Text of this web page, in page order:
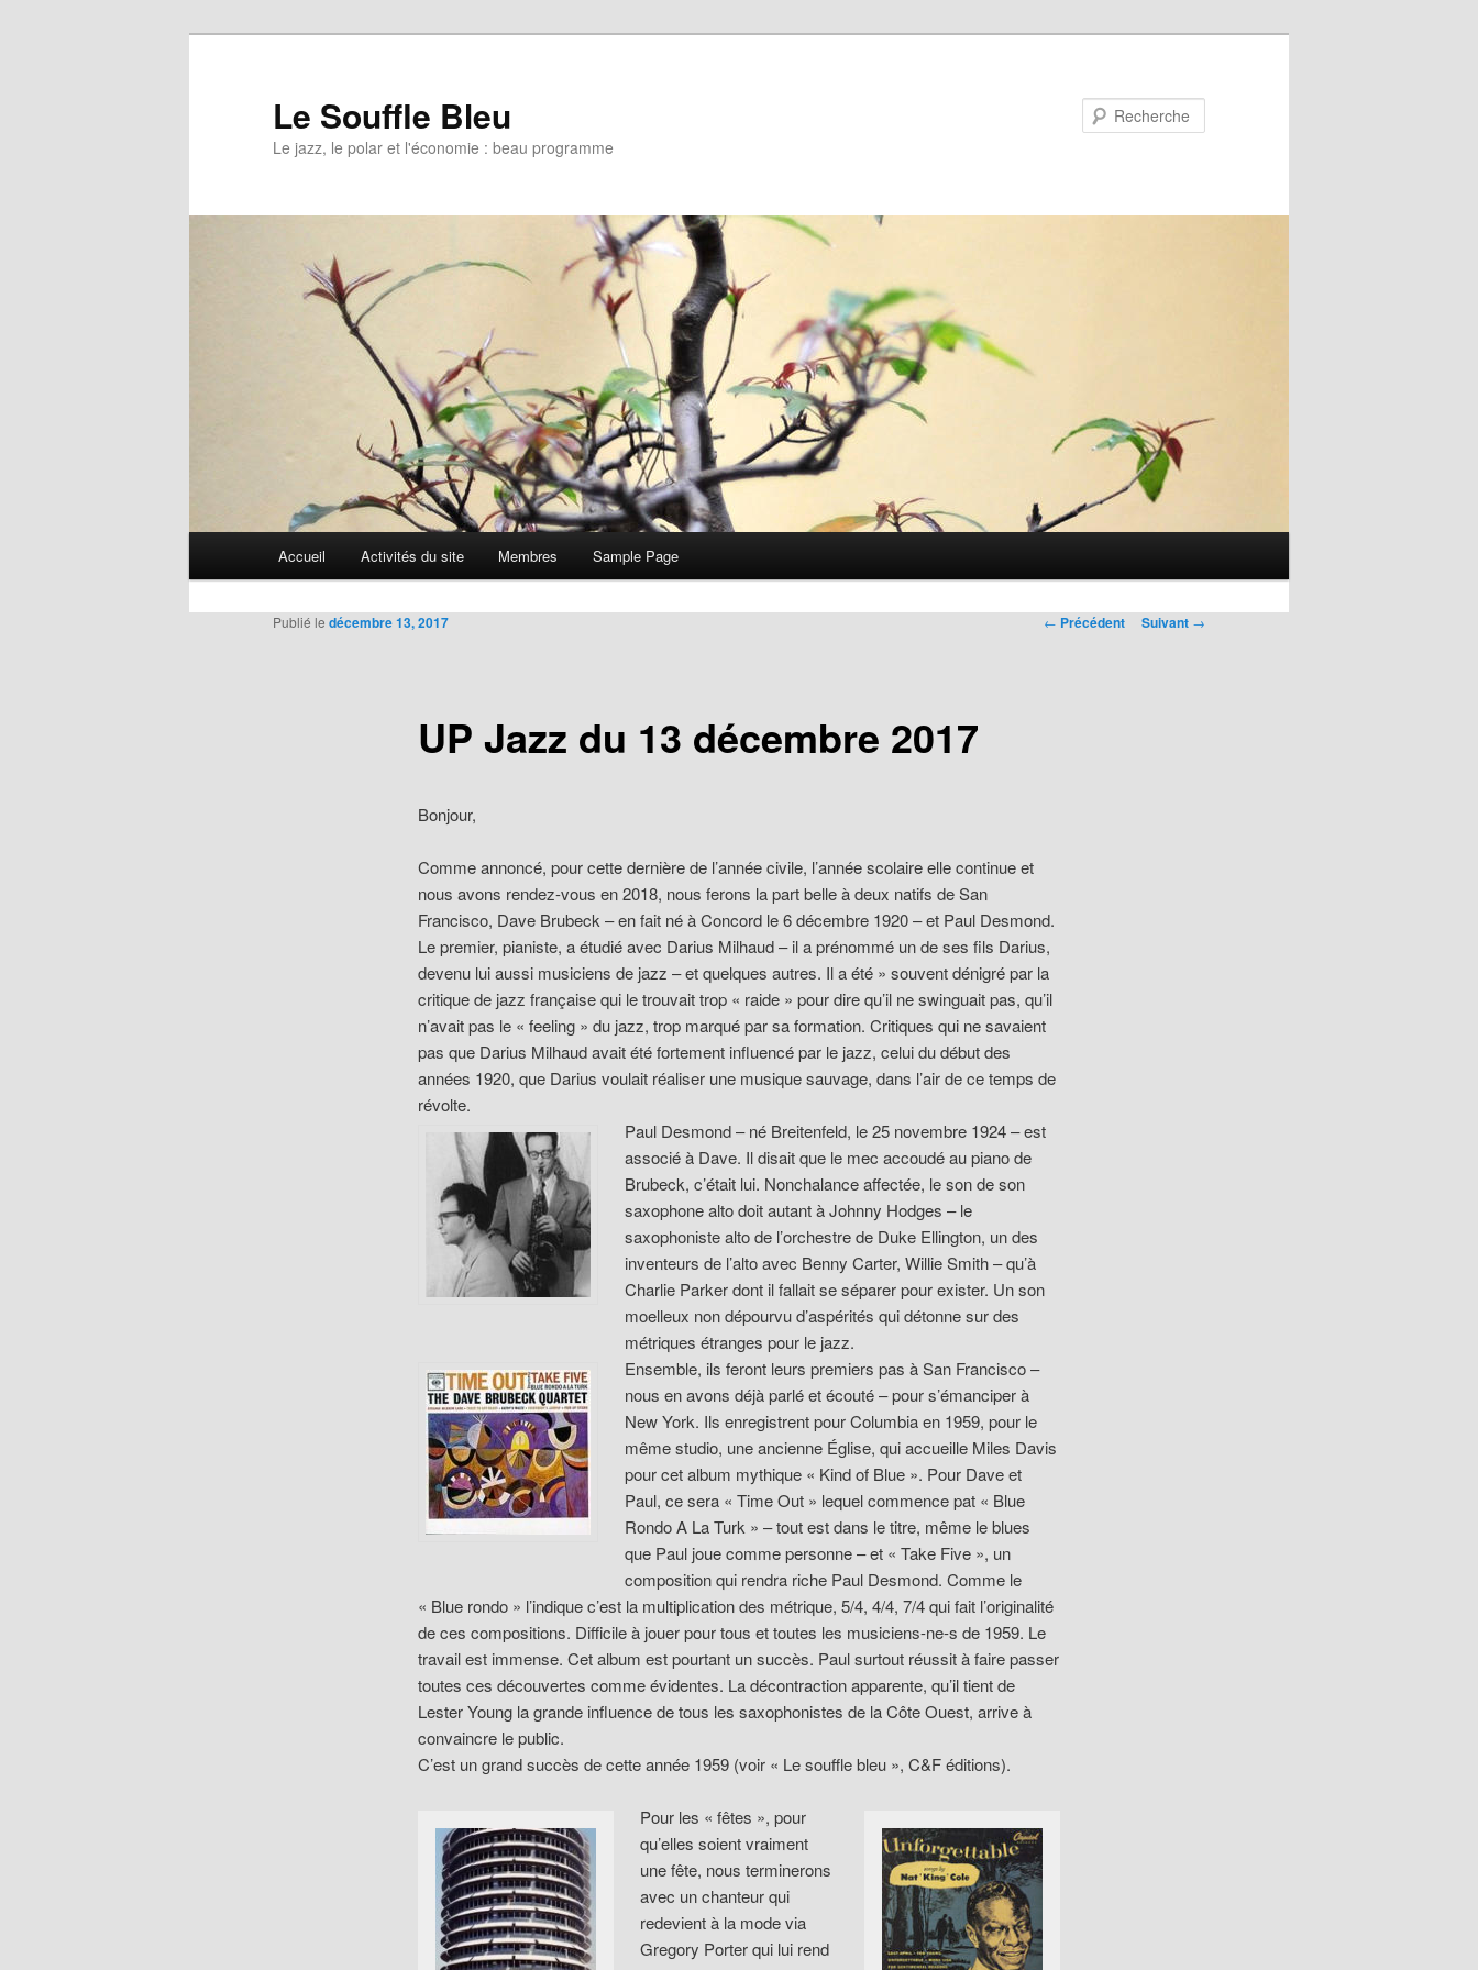
Le Souffle Bleu
Le jazz, le polar et l'économie : beau programme
Aller
au
Accueil Activités du site Membres Sample Page
Navigation
← Précédent Suivant →
UP Jazz du 13 décembre 2017
Publié le décembre 13, 2017
Bonjour,
Comme annoncé, pour cette dernière de l’année civile, l’année scolaire elle continue et
nous avons rendez-vous en 2018, nous ferons la part belle à deux natifs de San
Francisco, Dave Brubeck – en fait né à Concord le 6 décembre 1920 – et Paul Desmond.
Le premier, pianiste, a étudié avec Darius Milhaud – il a prénommé un de ses fils Darius,
devenu lui aussi musiciens de jazz – et quelques autres. Il a été » souvent dénigré par la
critique de jazz française qui le trouvait trop « raide » pour dire qu’il ne swinguait pas, qu’il
n’avait pas le « feeling » du jazz, trop marqué par sa formation. Critiques qui ne savaient
pas que Darius Milhaud avait été fortement influencé par le jazz, celui du début des
années 1920, que Darius voulait réaliser une musique sauvage, dans l’air de ce temps de
révolte.
Paul Desmond – né Breitenfeld, le 25 novembre 1924 – est
associé à Dave. Il disait que le mec accoudé au piano de
Brubeck, c’était lui. Nonchalance affectée, le son de son
saxophone alto doit autant à Johnny Hodges – le
saxophoniste alto de l’orchestre de Duke Ellington, un des
inventeurs de l’alto avec Benny Carter, Willie Smith – qu’à
Charlie Parker dont il fallait se séparer pour exister. Un son
moelleux non dépourvu d’aspérités qui détonne sur des
métriques étranges pour le jazz.
Ensemble, ils feront leurs premiers pas à San Francisco –
nous en avons déjà parlé et écouté – pour s’émanciper à
New York. Ils enregistrent pour Columbia en 1959, pour le
même studio, une ancienne Église, qui accueille Miles Davis
pour cet album mythique « Kind of Blue ». Pour Dave et
Paul, ce sera « Time Out » lequel commence pat « Blue
Rondo A La Turk » – tout est dans le titre, même le blues
que Paul joue comme personne – et « Take Five », un
composition qui rendra riche Paul Desmond. Comme le
« Blue rondo » l’indique c’est la multiplication des métrique, 5/4, 4/4, 7/4 qui fait l’originalité
de ces compositions. Difficile à jouer pour tous et toutes les musiciens-ne-s de 1959. Le
travail est immense. Cet album est pourtant un succès. Paul surtout réussit à faire passer
toutes ces découvertes comme évidentes. La décontraction apparente, qu’il tient de
Lester Young la grande influence de tous les saxophonistes de la Côte Ouest, arrive à
convaincre le public.
C’est un grand succès de cette année 1959 (voir « Le souffle bleu », C&F éditions).
Pour les « fêtes », pour
qu’elles soient vraiment
une fête, nous terminerons
avec un chanteur qui
redevient à la mode via
Gregory Porter qui lui rend